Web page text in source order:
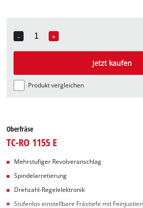
-
Quantity
+
Jetzt kaufen
Produkt vergleichen
Oberfräse
TC-RO 1155 E
Mehrstufiger Revolveranschlag
Spindelarretierung
Drehzahl-Regelelektronik
Stufenlos einstellbare Frästiefe mit